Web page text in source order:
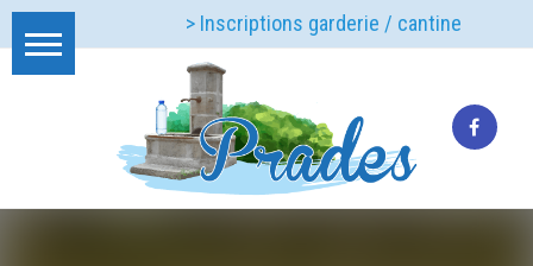
> Inscriptions garderie / cantine